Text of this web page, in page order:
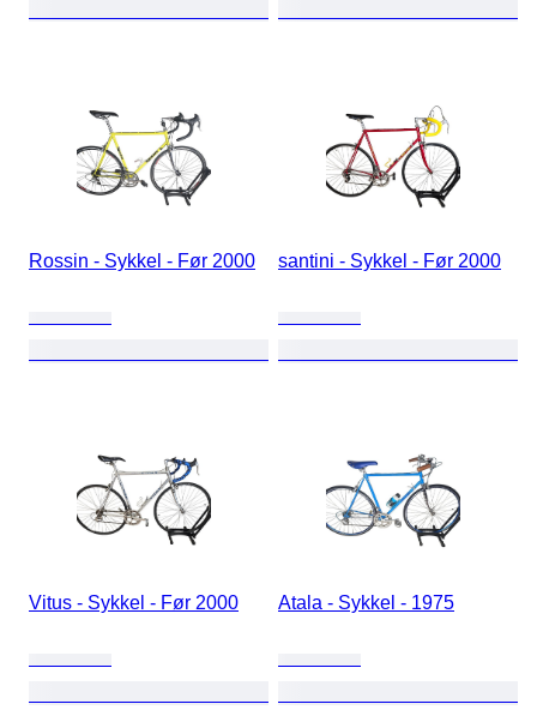
Rossin - Sykkel - Før 2000 santini - Sykkel - Før 2000
Vitus - Sykkel - Før 2000 Atala - Sykkel - 1975